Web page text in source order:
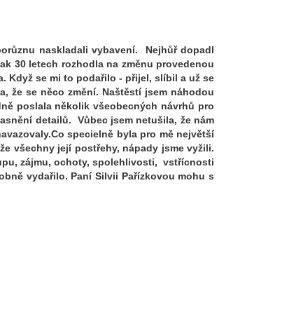
naskladali vybavení. Nejhůř dopadl
30 letech rozhodla na změnu provedenou
Když se mi to podařilo - přijel, slíbil a už se
že se něco změní. Naštěstí jsem náhodou
poslala několik všeobecných návrhů pro
detailů. Vůbec jsem netušila, že nám
specielně byla pro mě největší
všechny její postřehy, nápady jsme vyžili.
zájmu, ochoty, spolehlivosti, vstřícnosti
vydařilo. Paní Silvii Pařízkovou mohu s